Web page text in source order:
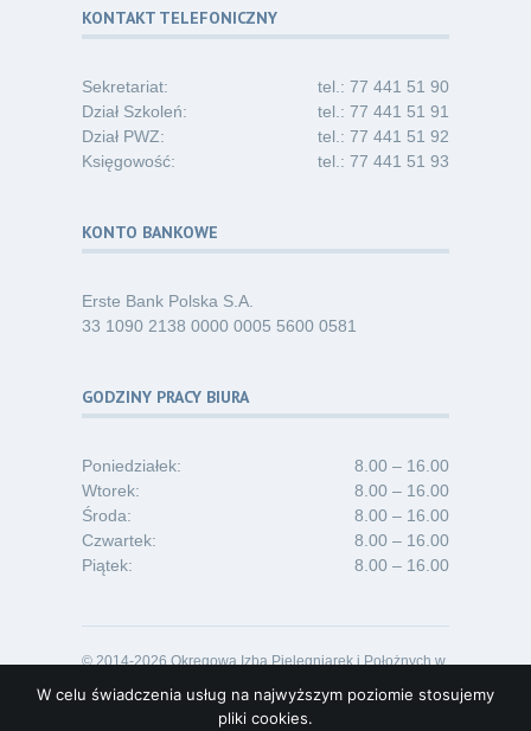
06.26
i absolwentów pielęgniarstwa
Kategoria:Komunikaty
KONTAKT TELEFONICZNY
Sekretariat:
tel.: 77 441 51 90
Dział Szkoleń:
tel.: 77 441 51 91
Dział PWZ:
tel.: 77 441 51 92
Księgowość:
tel.: 77 441 51 93
KONTO BANKOWE
Erste Bank Polska S.A.
33 1090 2138 0000 0005 5600 0581
GODZINY PRACY BIURA
Poniedziałek:
8.00 – 16.00
Wtorek:
8.00 – 16.00
Środa:
8.00 – 16.00
Czwartek:
8.00 – 16.00
Piątek:
8.00 – 16.00
© 2014-2026 Okręgowa Izba Pielęgniarek i Położnych w
Projekt i realizacja:Lideon.pl
W celu świadczenia usług na najwyższym poziomie stosujemy
pliki cookies.